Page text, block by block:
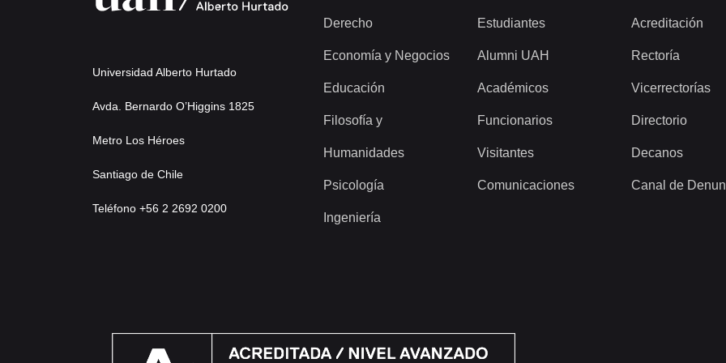
Universidad Alberto Hurtado
Avda. Bernardo O’Higgins 1825
Metro Los Héroes
Santiago de Chile
Teléfono +56 2 2692 0200
Derecho
Economía y Negocios
Educación
Filosofía y
Humanidades
Psicología
Ingeniería
Estudiantes
Alumni UAH
Académicos
Funcionarios
Visitantes
Comunicaciones
Acreditación
Rectoría
Vicerrectorías
Directorio
Decanos
Canal de